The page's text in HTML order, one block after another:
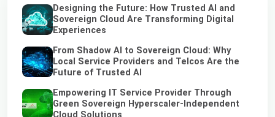
Designing the Future: How Trusted AI and
Sovereign Cloud Are Transforming Digital
Experiences
From Shadow AI to Sovereign Cloud: Why
Local Service Providers and Telcos Are the
Future of Trusted AI
Empowering IT Service Provider Through
Green Sovereign Hyperscaler-Independent
Cloud Solutions